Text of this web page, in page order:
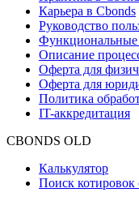
Для клиентов
О нас
Безопасность
Практика в
Карьера в Cbonds
Руководство
Функциональные
Описание
Оферта для
Оферта для
IT-аккредитация